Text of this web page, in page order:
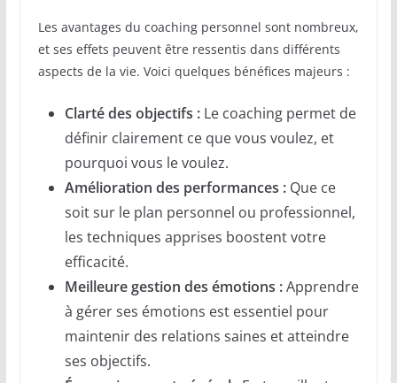
Les avantages du coaching personnel sont nombreux,
et ses effets peuvent être ressentis dans différents
aspects de la vie. Voici quelques bénéfices majeurs :
Clarté des objectifs :Le coaching permet de
définir clairement ce que vous voulez, et
pourquoi vous le voulez.
Amélioration des performances :Que ce
soit sur le plan personnel ou professionnel,
les techniques apprises boostent votre
efficacité.
Meilleure gestion des émotions :Apprendre
à gérer ses émotions est essentiel pour
maintenir des relations saines et atteindre
ses objectifs.